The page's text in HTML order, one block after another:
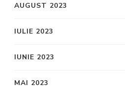
AUGUST 2023
IULIE 2023
IUNIE 2023
MAI 2023